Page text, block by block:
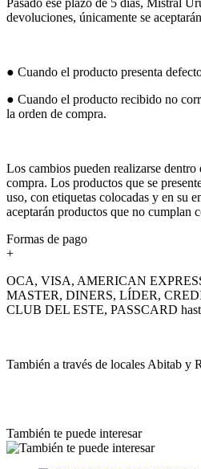
devoluciones, únicamente se
● Cuando el producto presenta
● Cuando el producto recibido no
la orden de compra.
Los cambios pueden realizarse dentro
compra. Los productos que se
uso, con etiquetas colocadas y en su
aceptarán productos que no cumplan
Formas de pago
+
OCA, VISA, AMERICAN
MASTER, DINERS, LÍDER,
CLUB DEL ESTE, PASSCARD
También a través de locales Abitab y
También te puede interesar